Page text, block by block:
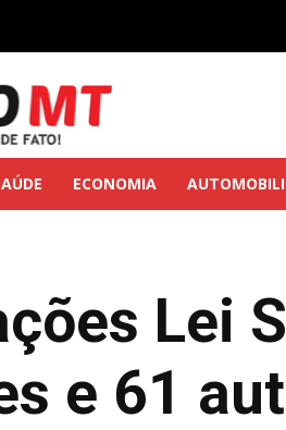
ECONOMIA
Lei
e 61